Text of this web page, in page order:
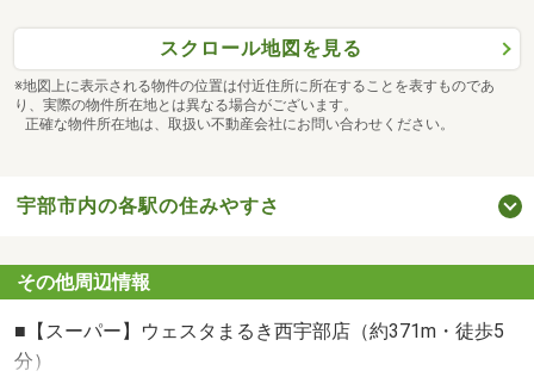
物件にはそれぞれデメリットがございます。
3）中古物件、新築物件、マンション、賃貸、それぞれど
間取り、設備に加え、周辺環境ももちろんご案内いたしま
特定のものをご案内するのではなく、【不動産総合窓口】
としてご対応させていただきます。
一方的なご提案をされた方は、是非弊社と比較してみてく
ださい♪
スクロール地図を見る
※地図上に表示される物件の位置は付近住所に所在することを表すものであ
り、実際の物件所在地とは異なる場合がございます。
正確な物件所在地は、取扱い不動産会社にお問い合わせください。
宇部市内の各駅の住みやすさ
その他周辺情報
■【スーパー】ウェスタまるき西宇部店（約371m・徒歩5
分）